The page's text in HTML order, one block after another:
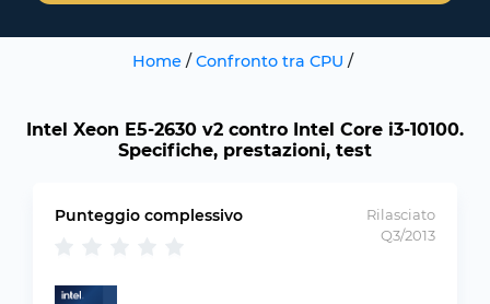
Home / Confronto tra CPU /
Intel Xeon E5-2630 v2 contro Intel Core i3-10100.
Specifiche, prestazioni, test
Punteggio complessivo
Rilasciato
Q3/2013